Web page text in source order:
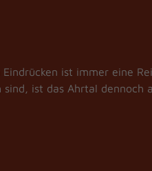
ist immer eine
ist das Ahrtal dennoch